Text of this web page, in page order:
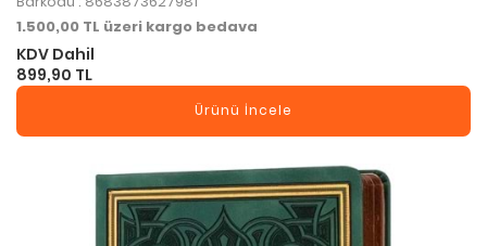
1.500,00 TL üzeri kargo bedava
KDV Dahil
899,90 TL
Ürünü İncele